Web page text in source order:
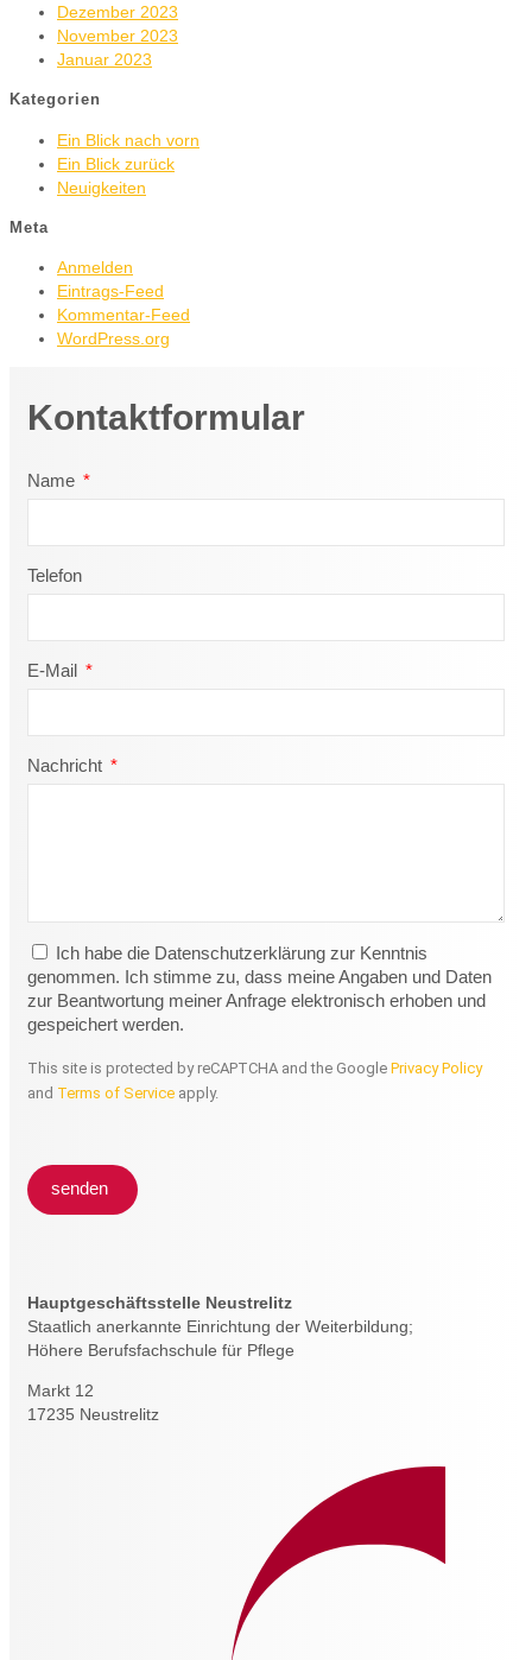
Dezember 2023
November 2023
Januar 2023
Kategorien
Ein Blick nach vorn
Ein Blick zurück
Neuigkeiten
Meta
Anmelden
Eintrags-Feed
Kommentar-Feed
WordPress.org
Kontaktformular
Name
Telefon
E-Mail
Nachricht
Ich habe die Datenschutzerklärung zur Kenntnis
genommen. Ich stimme zu, dass meine Angaben und Daten
zur Beantwortung meiner Anfrage elektronisch erhoben und
gespeichert werden.
This site is protected by reCAPTCHA and the Google Privacy Policy
and Terms of Service apply.
senden
Hauptgeschäftsstelle Neustrelitz
Staatlich anerkannte Einrichtung der Weiterbildung;
Höhere Berufsfachschule für Pflege
Markt 12
17235 Neustrelitz